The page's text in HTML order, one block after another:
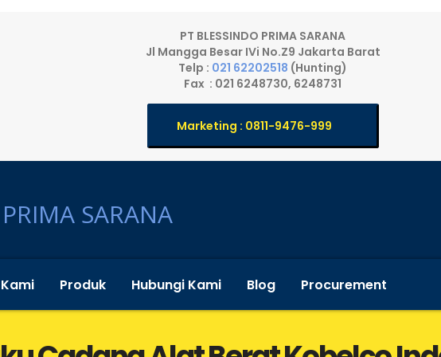
PT BLESSINDO PRIMA SARANA
Jl Mangga Besar IVi No.Z9 Jakarta Barat
Telp : 021 62202518 (Hunting)
Fax : 021 6248730, 6248731
Marketing : 0811-9476-999
Produk Hubungi Kami Blog Procurement